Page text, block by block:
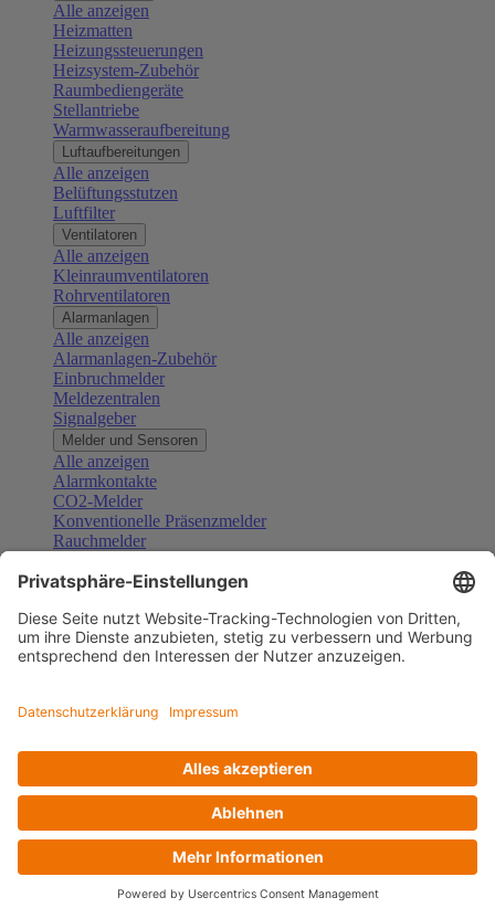
Alle anzeigen
Heizmatten
Heizungssteuerungen
Heizsystem-Zubehör
Raumbediengeräte
Stellantriebe
Warmwasseraufbereitung
Luftaufbereitungen
Alle anzeigen
Belüftungsstutzen
Luftfilter
Ventilatoren
Alle anzeigen
Kleinraumventilatoren
Rohrventilatoren
Alarmanlagen
Alle anzeigen
Alarmanlagen-Zubehör
Einbruchmelder
Meldezentralen
Signalgeber
Melder und Sensoren
Alle anzeigen
Alarmkontakte
CO2-Melder
Konventionelle Präsenzmelder
Rauchmelder
Gefahrenmelder
Türsprechanlagen
Alle anzeigen
Außenstationen
Klingeltaster und Gongs
Sprechanlagen-Sets
Zubehör Türkommunikation
Videoüberwachung
Zubehör Videoüberwachung
Alle anzeigen